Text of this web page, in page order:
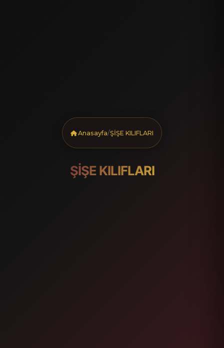
Anasayfa/ŞİŞE KILIFLARI
ŞİŞE KILIFLARI